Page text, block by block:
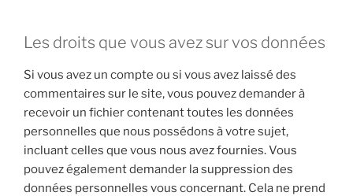
Les droits que vous avez sur vos données
Si vous avez un compte ou si vous avez laissé des
commentaires sur le site, vous pouvez demander à
recevoir un fichier contenant toutes les données
personnelles que nous possédons à votre sujet,
incluant celles que vous nous avez fournies. Vous
pouvez également demander la suppression des
données personnelles vous concernant. Cela ne prend